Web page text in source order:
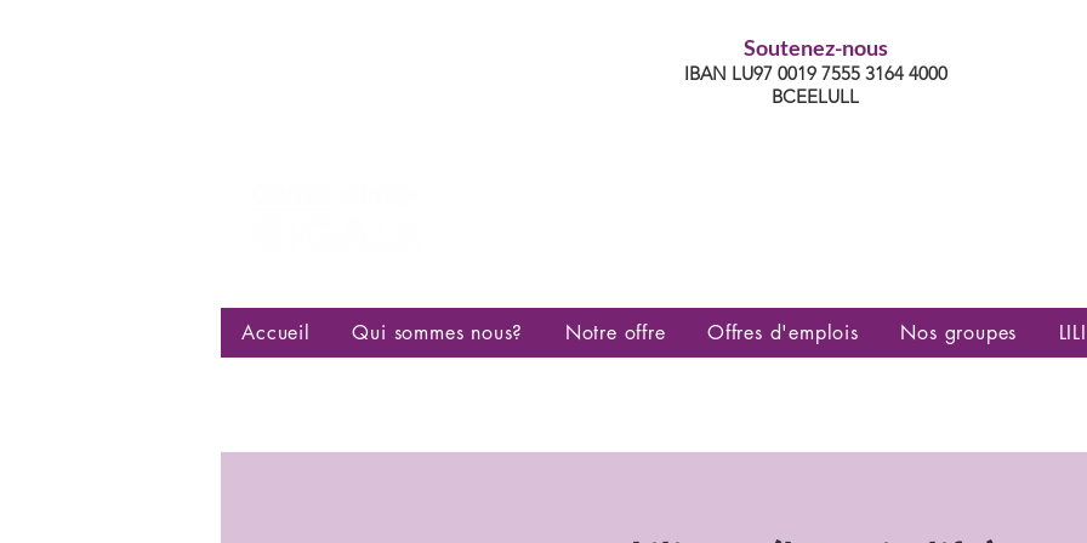
Soutenez-nous
IBAN LU97 0019 7555 3164 4000
BCEELULL
Accueil Qui sommes nous? Notre offre Offres d'emplois Nos groupes LILI